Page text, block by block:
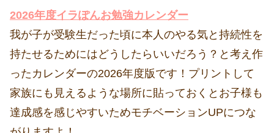
2026年度イラぽんお勉強カレンダー
我が子が受験生だった頃に本人のやる気と持続性を
持たせるためにはどうしたらいいだろう？と考え作
ったカレンダーの2026年度版です！プリントして
家族にも見えるような場所に貼っておくとお子様も
達成感を感じやすいためモチベーションUPにつな